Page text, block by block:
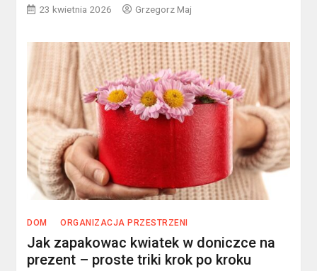
23 kwietnia 2026 Grzegorz Maj
DOM ORGANIZACJA PRZESTRZENI
Jak zapakowac kwiatek w doniczce na
prezent – proste triki krok po kroku